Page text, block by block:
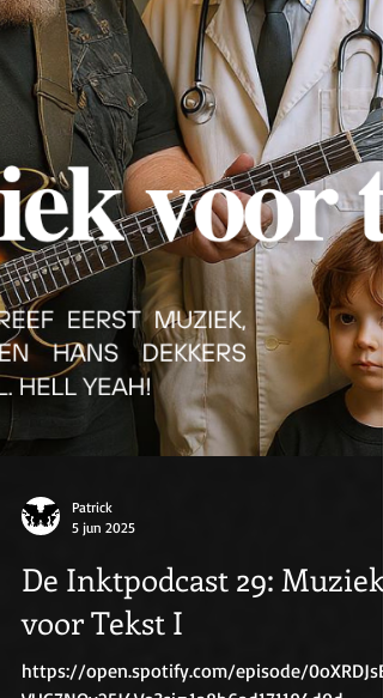
5 jun 2025